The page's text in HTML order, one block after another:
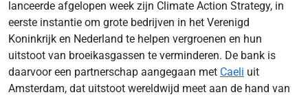
lanceerde afgelopen week zijn Climate Action Strategy, in
eerste instantie om grote bedrijven in het Verenigd
Koninkrijk en Nederland te helpen vergroenen en hun
uitstoot van broeikasgassen te verminderen. De bank is
daarvoor een partnerschap aangegaan met Caeli uit
Amsterdam, dat uitstoot wereldwijd meet aan de hand van